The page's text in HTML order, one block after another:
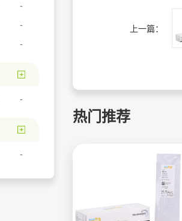
上一篇：
热门推荐